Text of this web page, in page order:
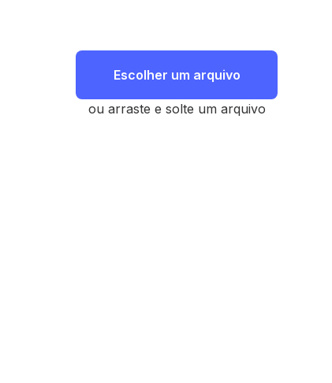
Escolher um arquivo
ou arraste e solte um arquivo